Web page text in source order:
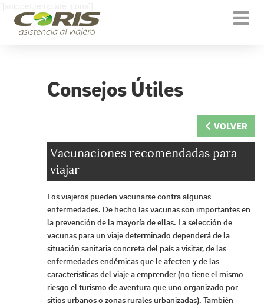
Consejos Útiles
VOLVER
Vacunaciones recomendadas para
viajar
Los viajeros pueden vacunarse contra algunas
enfermedades. De hecho las vacunas son importantes en
la prevención de la mayoría de ellas. La selección de
vacunas para un viaje determinado dependerá de la
situación sanitaria concreta del país a visitar, de las
enfermedades endémicas que le afecten y de las
características del viaje a emprender (no tiene el mismo
riesgo el turismo de aventura que uno organizado por
sitios urbanos o zonas rurales urbanizadas). También